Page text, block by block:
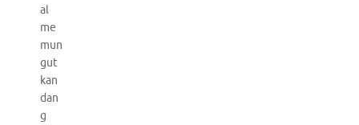
al
me
mun
gut
kan
dan
g